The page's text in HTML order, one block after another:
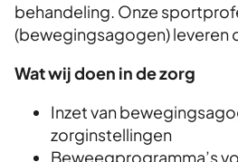
behandeling. Onze
(bewegingsagogen) leveren
Wat wij doen in de zorg
Inzet van
zorginstellingen
Beweegprogramma’s